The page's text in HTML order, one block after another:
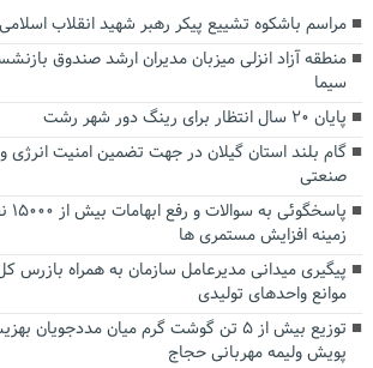
رضایت بازنشستگان و بهبود معیشت و تکریم آنها
سازمانی است
توسعه شبکه ریلی بندر کاسپین برای افزایش ظرفیت
کار قرار گرفت
تفاهم‌نامه همکاری میان سازمان منطقه آزاد
جمهوری اسلامی ایران امضا شد
مراسم باشکوه تشییع پیکر رهبر شهید انقلاب
منطقه آزاد انزلی میزبان مدیران ارشد صندوق
سیما
پایان ۲۰ سال انتظار برای رینگ دور شهر رشت
گام بلند استان گیلان در جهت تضمین امنیت انرژی
صنعتی
زمینه افزایش مستمری ها
پیگیری میدانی مدیرعامل سازمان به همراه بازرس
موانع واحدهای تولیدی
توزیع بیش از ۵ تن گوشت گرم میان
پویش ولیمه مهربانی حجاج